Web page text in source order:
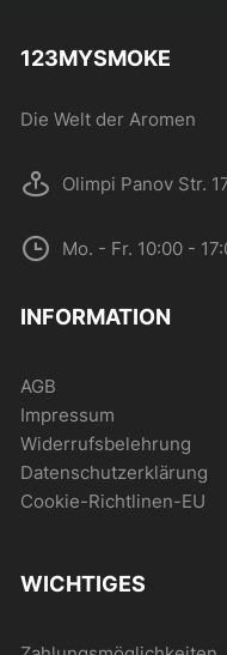
123MYSMOKE
Die Welt der Aromen
Olimpi Panov Str.
Mo. - Fr. 10:00 -
INFORMATION
AGB
Impressum
Widerrufsbelehrung
Datenschutzerklärung
Cookie-Richtlinen-EU
WICHTIGES